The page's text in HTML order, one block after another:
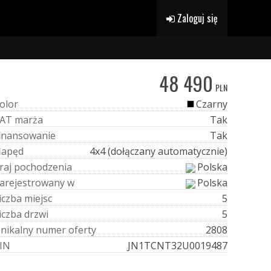
Zaloguj się
48 490 PLN
olor
Czarny
AT marża
Tak
nansowanie
Tak
apęd
4x4 (dołączany automatycznie)
raj pochodzenia
Polska
arejestrowanyw
Polska
iczba miejsc
5
iczba drzwi
5
nikalny numeroferty
2808
IN JN1TCNT32U0019487